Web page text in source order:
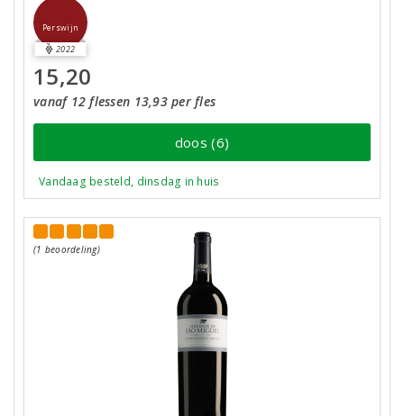
Perswijn
2022
15,20
vanaf 12 flessen 13,93 per fles
doos (6)
Vandaag besteld, dinsdag in huis
(1 beoordeling)